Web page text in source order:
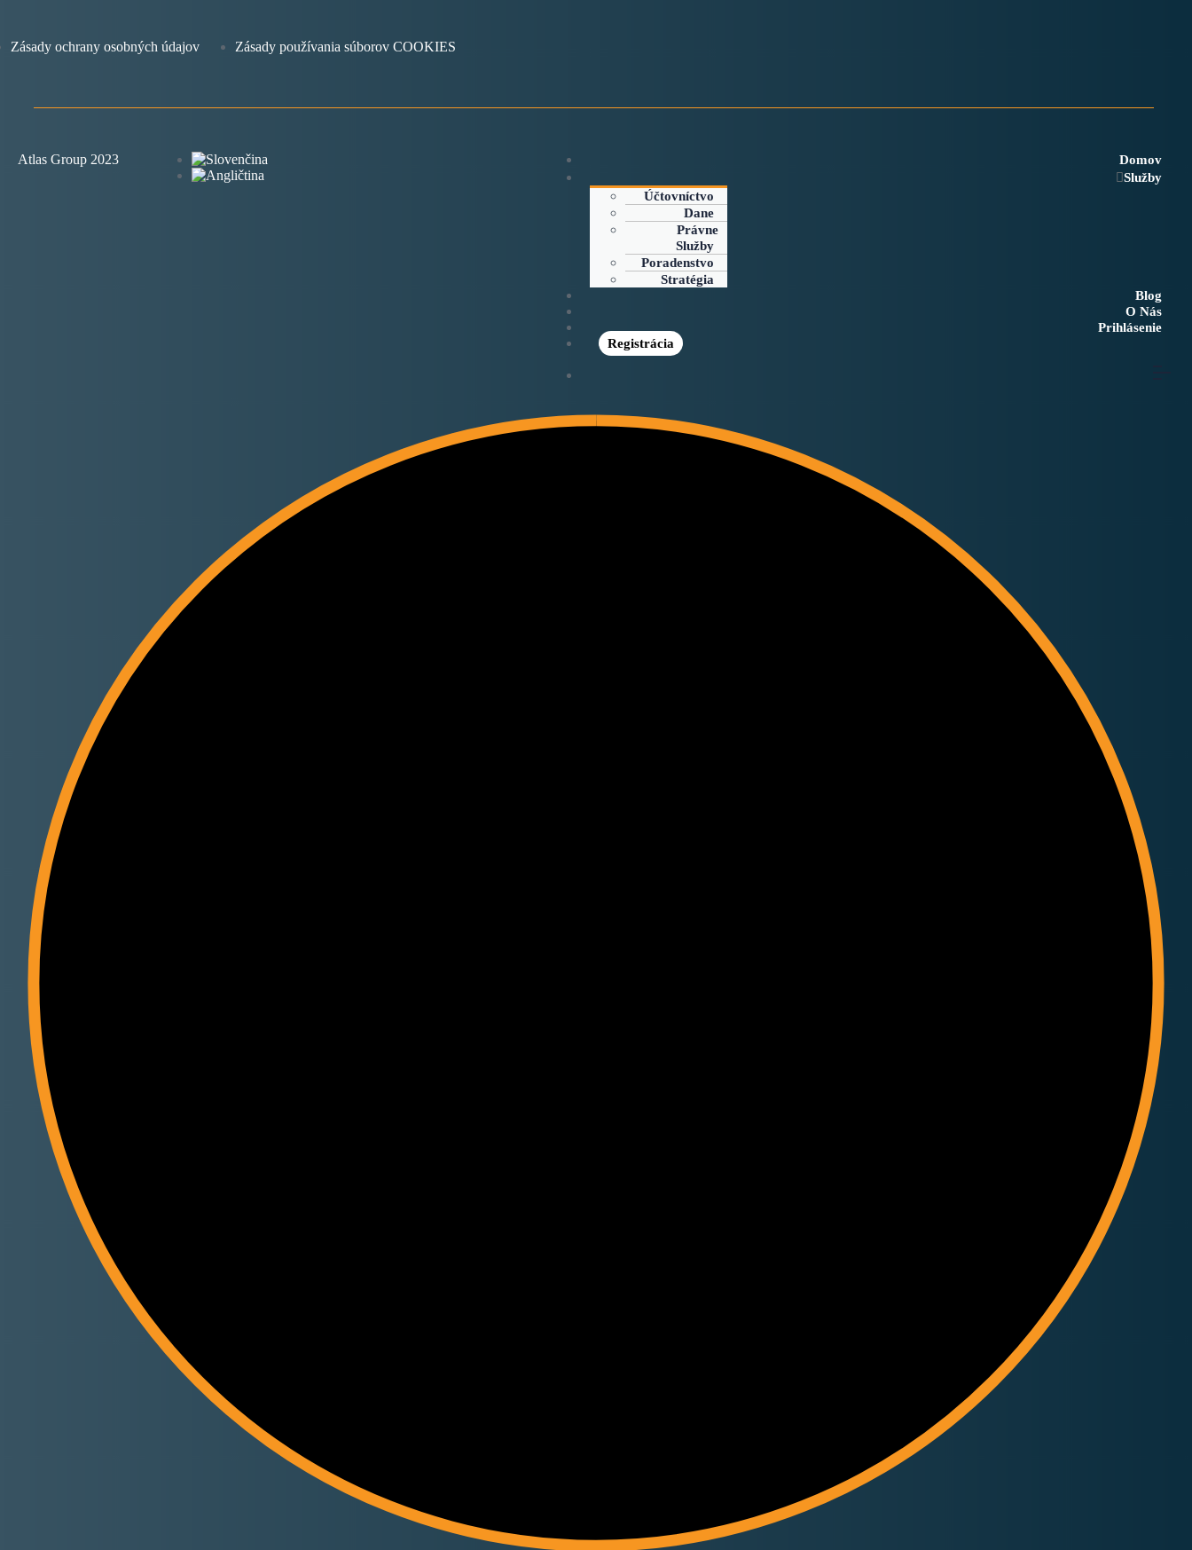
Zásady ochrany osobných údajov Zásady používania súborov COOKIES
Atlas Group 2023
Domov
Služby
Účtovníctvo
Dane
Právne
Služby
Poradenstvo
Stratégia
Blog
O Nás
Prihlásenie
Registrácia